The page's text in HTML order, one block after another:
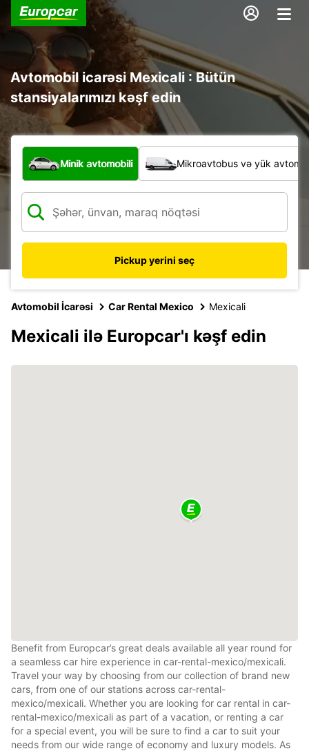
Avtomobil icarəsi Mexicali : Bütün
stansiyalarımızı kəşf edin
Hansı növ nəqliyyat vasitəsi?
Minik avtomobili Mikroavtobus və yük
Pickup yerini seç
Avtomobil İcarəsi Car Rental Mexico Mexicali
Mexicali ilə Europcar'ı kəşf edin
Benefit from Europcar’s great deals available all year round for
a seamless car hire experience in car-rental-mexico/mexicali.
Travel your way by choosing from our collection of brand new
cars, from one of our stations across car-rental-
mexico/mexicali. Whether you are looking for car rental in car-
rental-mexico/mexicali as part of a vacation, or renting a car
for a special event, you will be sure to find a car to suit your
needs from our wide range of economy and luxury models. As